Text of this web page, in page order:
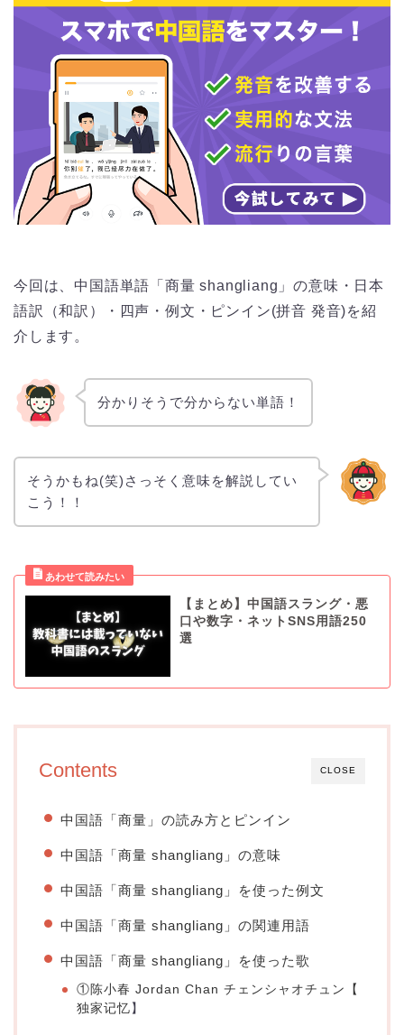
今回は、中国語単語「商量 shangliang」の意味・日本
語訳（和訳）・四声・例文・ピンイン(拼音 発音)を紹
介します。
分かりそうで分からない単語！
そうかもね(笑)さっそく意味を解説してい
こう！！
【まとめ】中国語スラング・悪
口や数字・ネットSNS用語250
選
CLOSE
Contents
中国語「商量」の読み方とピンイン
中国語「商量 shangliang」の意味
中国語「商量 shangliang」を使った例文
中国語「商量 shangliang」の関連用語
中国語「商量 shangliang」を使った歌
①陈小春 Jordan Chan チェンシャオチュン【
独家记忆 】